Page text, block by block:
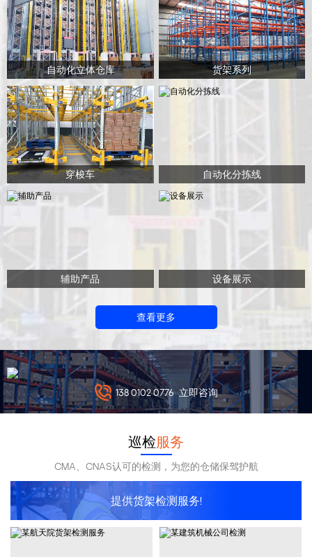
自动化立体仓库 货架系列
穿梭车 自动化分拣线
辅助产品 设备展示
查看更多
138 0102 0776 立即咨询
巡检服务
CMA、CNAS认可的检测，为您的仓储保驾护航
提供货架检测服务!